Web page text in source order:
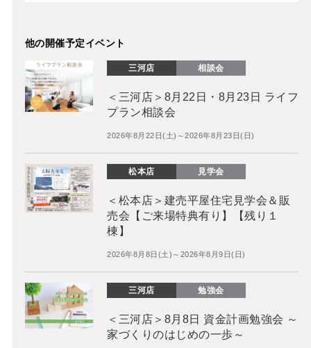
他の開催予定イベント
三河店 相談会
＜三河店＞8月22日・8月23日 ライフ
プラン相談会
2026年8月22日(土)～2026年8月23日(日)
松本店 見学会
＜松本店＞建売平屋住宅見学会＆販
売会【ご来場特典有り】【残り１
棟】
2026年8月8日(土)～2026年8月9日(日)
三河店 勉強会
＜三河店＞8月8日 資金計画勉強会 ～
家づくりのはじめの一歩～